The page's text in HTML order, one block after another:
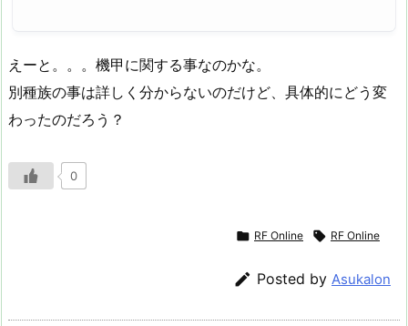
えーと。。。機甲に関する事なのかな。
別種族の事は詳しく分からないのだけど、具体的にどう変
わったのだろう？
0
 RF Online  RF Online
 Posted by Asukalon